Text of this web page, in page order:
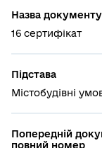
Назва документу
16 сертифікат
Підстава
Містобудівні
Попередній
повний номер